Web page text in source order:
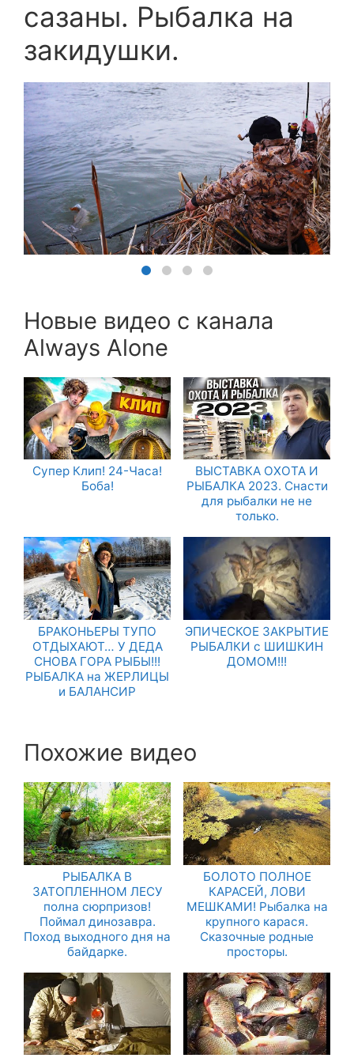
сазаны. Рыбалка на
закидушки.
Новые видео с канала
Always Alone
Супер Клип! 24-Часа!
Боба!
ВЫСТАВКА ОХОТА И
РЫБАЛКА 2023. Снасти
для рыбалки не не
только.
БРАКОНЬЕРЫ ТУПО
ОТДЫХАЮТ… У ДЕДА
СНОВА ГОРА РЫБЫ!!!
РЫБАЛКА на ЖЕРЛИЦЫ
и БАЛАНСИР
ЭПИЧЕСКОЕ ЗАКРЫТИЕ
РЫБАЛКИ с ШИШКИН
ДОМОМ!!!
Похожие видео
РЫБАЛКА В
ЗАТОПЛЕННОМ ЛЕСУ
полна сюрпризов!
Поймал динозавра.
Поход выходного дня на
байдарке.
БОЛОТО ПОЛНОЕ
КАРАСЕЙ, ЛОВИ
МЕШКАМИ! Рыбалка на
крупного карася.
Сказочные родные
просторы.